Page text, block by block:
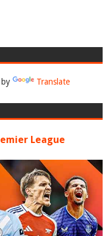
Translate
League